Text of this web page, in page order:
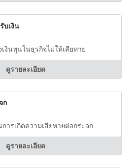
บเงิน
งินทุนในธุรกิจไม่ให้เสียหาย
ดูรายละเอียด
ก
ารเกิดความเสียหายต่อกระจก
ดูรายละเอียด